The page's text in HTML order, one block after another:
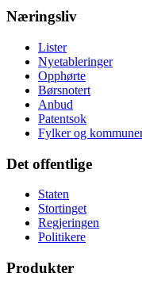
Næringsliv
Lister
Nyetableringer
Opphørte
Børsnotert
Anbud
Patentsok
Fylker og
Det offentlige
Staten
Stortinget
Regjeringen
Politikere
Produkter